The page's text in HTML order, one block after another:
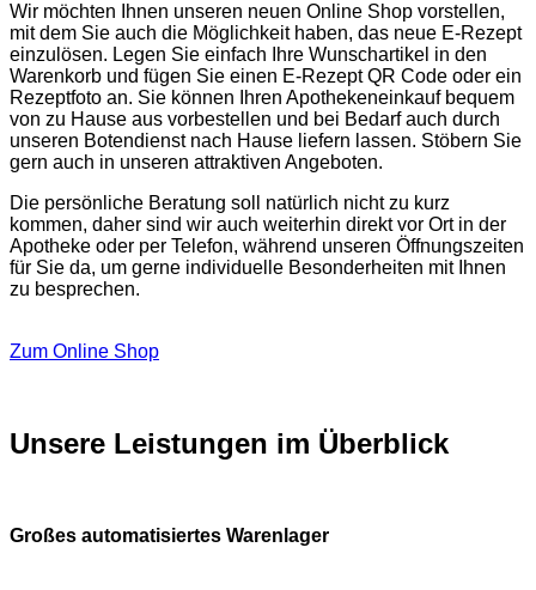
Wir möchten Ihnen unseren neuen Online Shop vorstellen,
mit dem Sie auch die Möglichkeit haben, das neue E-Rezept
einzulösen. Legen Sie einfach Ihre Wunschartikel in den
Warenkorb und fügen Sie einen E-Rezept QR Code oder ein
Rezeptfoto an. Sie können Ihren Apothekeneinkauf bequem
von zu Hause aus vorbestellen und bei Bedarf auch durch
unseren Botendienst nach Hause liefern lassen. Stöbern Sie
gern auch in unseren attraktiven Angeboten.
Die persönliche Beratung soll natürlich nicht zu kurz
kommen, daher sind wir auch weiterhin direkt vor Ort in der
Apotheke oder per Telefon, während unseren Öffnungszeiten
für Sie da, um gerne individuelle Besonderheiten mit Ihnen
zu besprechen.
Zum Online Shop
Unsere Leistungen im Überblick
Großes automatisiertes Warenlager